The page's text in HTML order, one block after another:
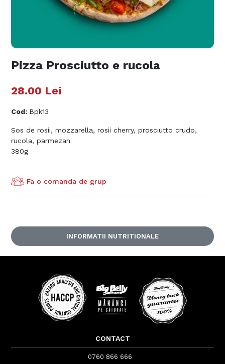
Pizza Prosciutto e rucola
28.00 Lei
Cod: Bpk13
Sos de rosii, mozzarella, rosii cherry, prosciutto crudo,
rucola, parmezan
380g
Fa o comanda de grup
INFORMATII NUTRITIONALE
CONTACT
0760 866 666